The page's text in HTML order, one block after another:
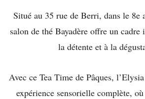
Situé au 35 rue de Berri, dans le 8e
salon de thé Bayadère offre un
la détente et à la
Avec ce Tea Time de Pâques,
expérience sensorielle complète,